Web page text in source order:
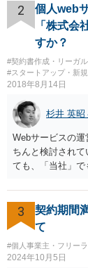
は、その商品を
尽くされている
で、商標権者の
（コピー品やリ
酷い品質であれば
すし、その証商標
害します。その
般消費者の信頼
べき利益が入らな
生じません。
2
個人web
「株式会
すか？
#契約書作成・リーガ
#スタートアップ・新
2018年8月14日
杉井 英昭
Webサービスの
ちんと検討され
ても、「当社」
さんが「ABCウ
社」の代わりに
す。
3
契約期間
て
#個人事業主・フリー
2024年10月5日